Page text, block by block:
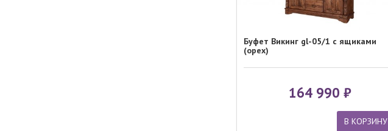
Буфет Викинг gl-05/1 с ящиками
(орех)
164 990
В КОРЗИНУ